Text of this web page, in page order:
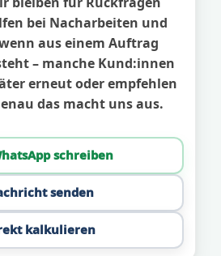
bei Nacharbeiten und
aus einem Auftrag
– manche Kund:innen
erneut oder empfehlen
das macht uns aus.
schreiben
senden
kalkulieren